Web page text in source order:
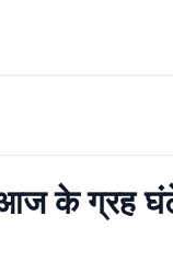
के ग्रह